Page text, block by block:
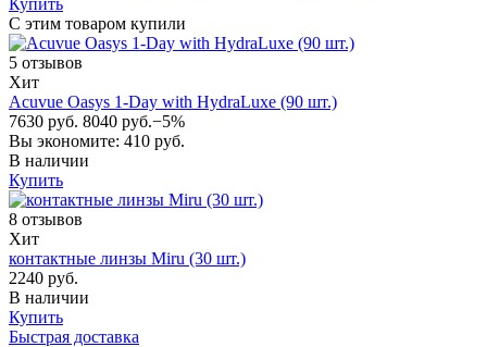
Купить
С этим товаром купили
5 отзывов
Хит
Acuvue Oasys 1-Day with HydraLuxe (90 шт.)
7630 руб. 8040 руб.−5%
Вы экономите: 410 руб.
В наличии
Купить
8 отзывов
Хит
контактные линзы Miru (30 шт.)
2240 руб.
В наличии
Купить
Быстрая доставка